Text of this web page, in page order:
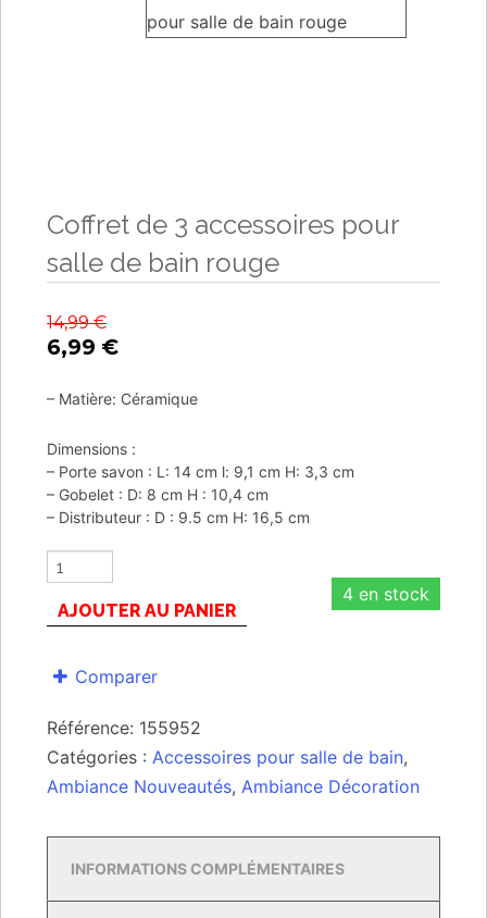
Coffret de 3 accessoires pour
salle de bain rouge
14,99€
6,99 €
– Matière: Céramique
Dimensions :
– Porte savon : L: 14 cm l: 9,1 cm H: 3,3 cm
– Gobelet : D: 8 cm H : 10,4 cm
– Distributeur : D : 9.5 cm H: 16,5 cm
4 en stock
AJOUTER AU PANIER
Comparer
Référence: 155952
Catégories : Accessoires pour salle de bain,
Ambiance Nouveautés, Ambiance Décoration
INFORMATIONS COMPLÉMENTAIRES